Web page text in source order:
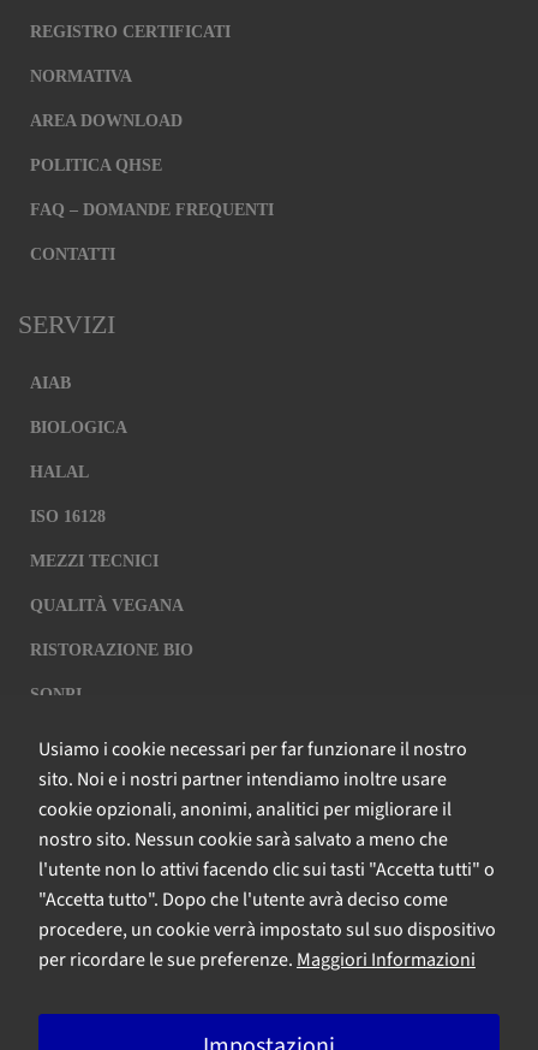
REGISTRO CERTIFICATI
NORMATIVA
AREA DOWNLOAD
POLITICA QHSE
FAQ – DOMANDE FREQUENTI
CONTATTI
SERVIZI
AIAB
BIOLOGICA
HALAL
ISO 16128
MEZZI TECNICI
QUALITÀ VEGANA
RISTORAZIONE BIO
SQNPI
QCERTIFICAZIONI S.R.L. A SOCIO
UNICO
Via Paolo Frajese, 37 – 53100 Siena
tel. +39 0577 327234 - fax +39 0577 329907 -
Contattaci
P.IVA n. 01273640522
Capitale Sociale € 90.000,00 i.v.
Iscrizione Registro delle imprese di Siena n. 01273640522, REA n.
Usiamo i cookie necessari per far funzionare il nostro
sito. Noi e i nostri partner intendiamo inoltre usare
cookie opzionali, anonimi, analitici per migliorare il
nostro sito. Nessun cookie sarà salvato a meno che
l'utente non lo attivi facendo clic sui tasti "Accetta tutti" o
"Accetta tutto". Dopo che l'utente avrà deciso come
procedere, un cookie verrà impostato sul suo dispositivo
per ricordare le sue preferenze. Maggiori Informazioni
Sono
utilizzati per
migliorare il
nostro sito
web
raccogliendo
e riportando
informazioni
su come lo
cookie